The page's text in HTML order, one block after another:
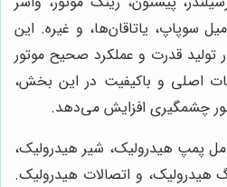
سوپاپ، یاتاقان‌ها، و غیره. این
قدرت و عملکرد صحیح موتور
اصلی و باکیفیت در این بخش،
طور چشمگیری افزایش می‌دهد.
پمپ هیدرولیک، شیر هیدرولیک،
و اتصالات هیدرولیک.